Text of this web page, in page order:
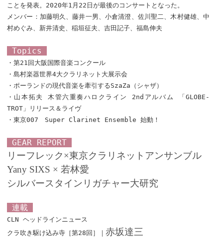
ことを発表。2020年1月22日が最後のコンサートとなった。
メンバー：加藤明久、藤井一男、小倉清澄、佐川聖二、木村健雄、中
村めぐみ、新井清史、稲垣征夫、吉田記子、福島伸夫
Topics
・第21回大阪国際音楽コンクール
・島村楽器世界4大クラリネット大展示会
・ポーランドの現代音楽を牽引するSzaZa（シャザ）
・山本拓夫 木管六重奏ハロクライン 2ndアルバム 「GLOBE-
TROT」リリース＆ライヴ
・東京007 Super Clarinet Ensemble 始動！
GEAR REPORT
リーフレック×東京クラリネットアンサンブル
Yany SIXS × 若林愛
シルバースタインリガチャー大研究
連載
CLN ヘッドラインニュース
クラ吹き駆け込み寺［第28回］｜ 赤坂達三